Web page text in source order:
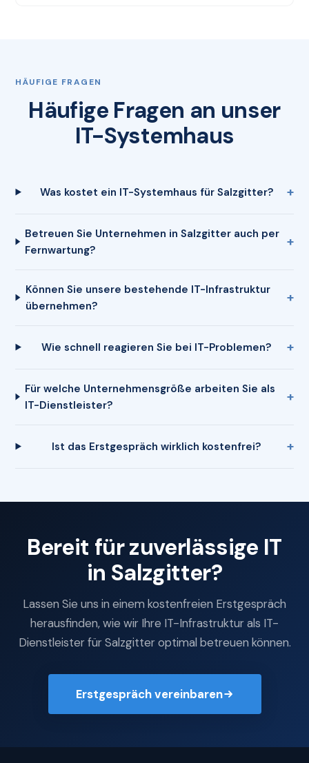
HÄUFIGE FRAGEN
Häufige Fragen an unser
IT-Systemhaus
Was kostet ein IT-Systemhaus für Salzgitter?
Betreuen Sie Unternehmen in Salzgitter auch per
Fernwartung?
Können Sie unsere bestehende IT-Infrastruktur
übernehmen?
Wie schnell reagieren Sie bei IT-Problemen?
Für welche Unternehmensgröße arbeiten Sie als
IT-Dienstleister?
Ist das Erstgespräch wirklich kostenfrei?
Bereit für zuverlässige IT
in Salzgitter?
Lassen Sie uns in einem kostenfreien Erstgespräch
herausfinden, wie wir Ihre IT-Infrastruktur als IT-
Dienstleister für Salzgitter optimal betreuen können.
Erstgespräch vereinbaren